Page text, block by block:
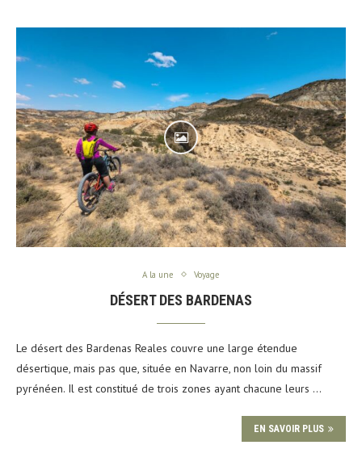
A la une Voyage
DÉSERT DES BARDENAS
Le désert des Bardenas Reales couvre une large étendue
désertique, mais pas que, située en Navarre, non loin du massif
pyrénéen. Il est constitué de trois zones ayant chacune leurs …
EN SAVOIR PLUS